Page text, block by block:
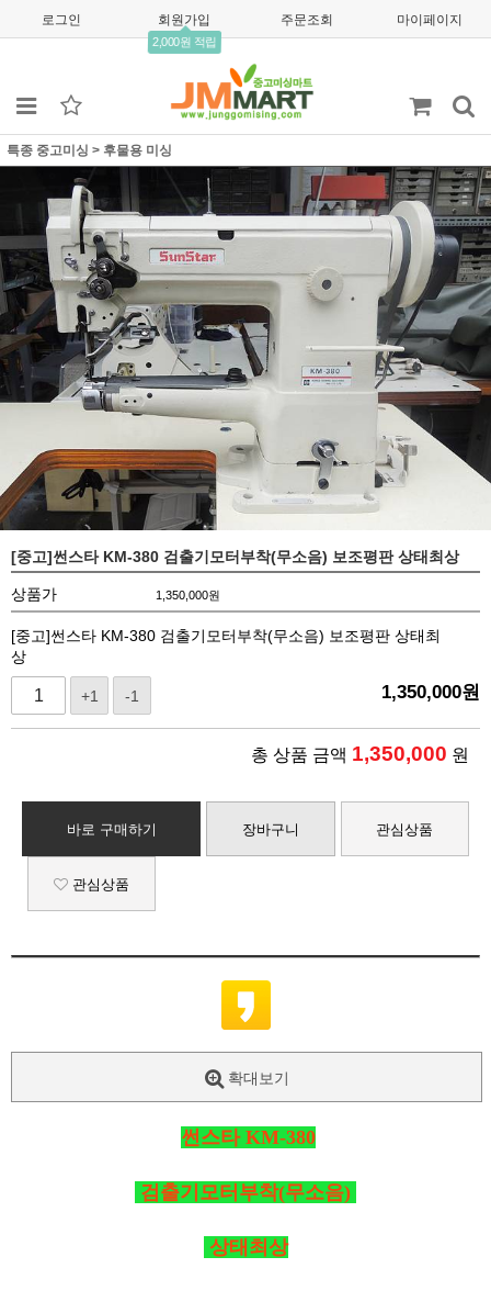
로그인 회원가입
2,000원 적립
주문조회 마이페이지
특종 중고미싱 > 후물용 미싱
[중고]썬스타 KM-380 검출기모터부착(무소음) 보조평판 상태최상
상품가 1,350,000원
[중고]썬스타 KM-380 검출기모터부착(무소음) 보조평판 상태최
상
+1 -1 1,350,000원
총 상품 금액 1,350,000 원
바로 구매하기 장바구니 관심상품
관심상품
확대보기
썬스타 KM-380
검출기모터부착(무소음)
상태최상